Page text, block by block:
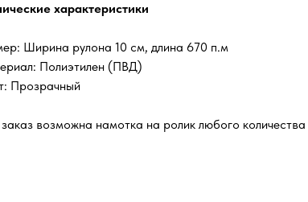
характеристики
Ширина рулона 10 см, длина 670 п.м
Полиэтилен (ПВД)
Прозрачный
возможна намотка на ролик любого